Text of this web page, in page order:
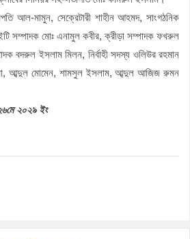
আল-মামুন, সেক্রেটারী শাহীন আহমদ, সাংগঠনিক
সম্পাদক মোঃ এনামুল কবীর, ক্রীড়া সম্পাদক ফখরুল
বদরুল ইসলাম মিলন, নির্বাহী সদস্য ওলিউর রহমান
আব্দুল মোমেন, শামসুল ইসলাম, আব্দুল আজিজ রুমন
২০২৯ ইং